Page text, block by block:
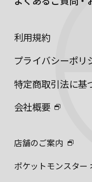
利用規約
プライバシーポリ
特定商取引法に基
会社概要
店舗のご案内
ポケットモンスター